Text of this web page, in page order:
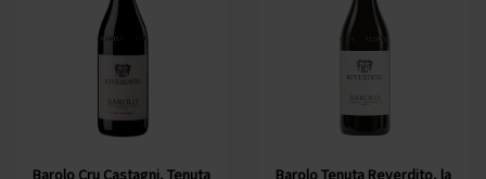
Barolo Cru Castagni, Tenuta
Barolo Tenuta Reverdito, la